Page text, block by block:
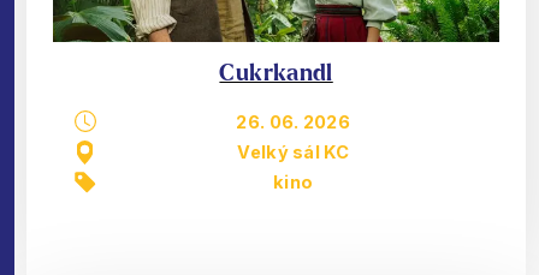
Cukrkandl
26. 06. 2026
Velký sál KC
kino